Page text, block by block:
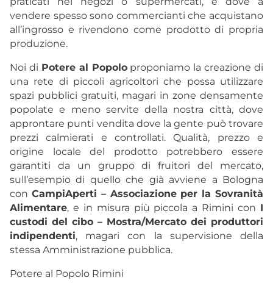
vendere spesso sono commercianti che acquistano
all’ingrosso e rivendono come prodotto di propria
produzione.
Noi di Potere al Popoloproponiamo la creazione di
una rete di piccoli agricoltori che possa utilizzare
spazi pubblici gratuiti, magari in zone densamente
popolate e meno servite della nostra città, dove
approntare punti vendita dove la gente può trovare
prezzi calmierati e controllati. Qualità, prezzo e
origine locale del prodotto potrebbero essere
garantiti da un gruppo di fruitori del mercato,
sull’esempio di quello che già avviene a Bologna
con CampiAperti – Associazione per la Sovranità
Alimentare, e in misura più piccola a Rimini con I
custodi del cibo – Mostra/Mercato dei produttori
indipendenti, magari con la supervisione della
stessa Amministrazione pubblica.
Potere al Popolo Rimini